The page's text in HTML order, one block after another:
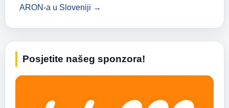
ARON-a u Sloveniji →
Posjetite našeg sponzora!